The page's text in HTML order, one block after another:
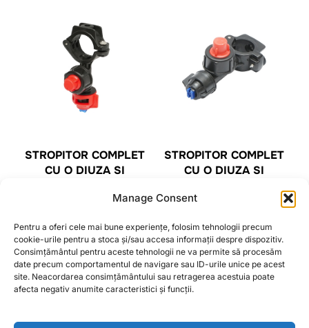
Manage Consent
Pentru a oferi cele mai bune experiențe, folosim tehnologii precum
cookie-urile pentru a stoca și/sau accesa informații despre dispozitiv.
Consimțământul pentru aceste tehnologii ne va permite să procesăm
date precum comportamentul de navigare sau ID-urile unice pe acest
site. Neacordarea consimțământului sau retragerea acestuia poate
afecta negativ anumite caracteristici și funcții.
STROPITOR COMPLET
CU O DIUZA SI
TEAVA/FURTUN FI32
13,90lei
CITEȘTE MAI MULT
STROPITOR COMPLET
CU O DIUZA SI
TEAVA/FURTUN FI25
11,60lei
CITEȘTE MAI MULT